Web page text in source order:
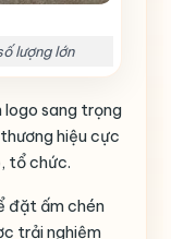
lượng lớn
logo sang trọng
hiệu cực
tổ chức.
đặt ấm chén
trải nghiệm